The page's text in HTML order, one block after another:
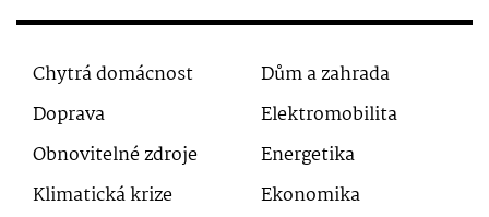
Chytrá domácnost
Dům a zahrada
Doprava
Elektromobilita
Obnovitelné zdroje
Energetika
Klimatická krize
Ekonomika